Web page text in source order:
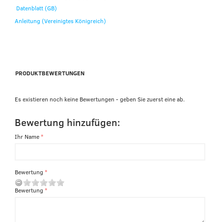
Datenblatt (GB)
Anleitung (Vereinigtes Königreich)
PRODUKTBEWERTUNGEN
Es existieren noch keine Bewertungen - geben Sie zuerst eine ab.
Bewertung hinzufügen:
Ihr Name
Bewertung
Bewertung